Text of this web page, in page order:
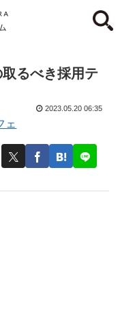
るべき採用テ
ェ
2023.05.20 06:35